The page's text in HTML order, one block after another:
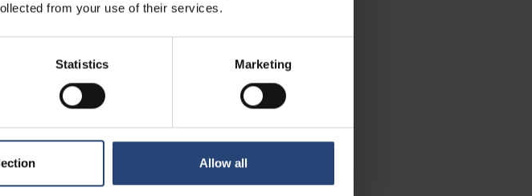
from your use of their services.
Statistics Marketing
Allow all
(oscar.gestblom@nefab.com) EVP